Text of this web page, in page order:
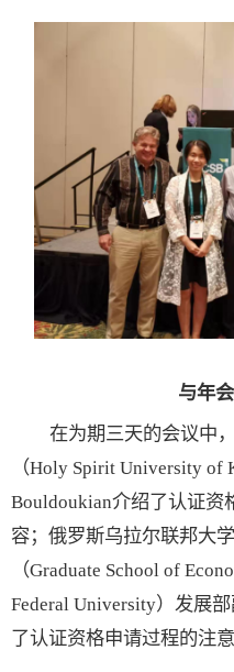
与年
在为期三天的会议中
（Holy Spirit University of
Bouldoukian介绍了认证资
容；俄罗斯乌拉尔联邦大
（Graduate School of
Federal University）发展
了认证资格申请过程的注意